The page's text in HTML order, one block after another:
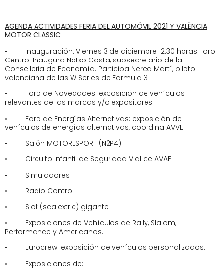
AGENDA ACTIVIDADES FERIA DEL AUTOMÓVIL 2021 Y VALÈNCIA
MOTOR CLASSIC
• Inauguración: Viernes 3 de diciembre 12:30 horas Foro
Centro. Inaugura Natxo Costa, subsecretario de la
Conselleria de Economía. Participa Nerea Martí, piloto
valenciana de las W Series de Formula 3.
• Foro de Novedades: exposición de vehículos
relevantes de las marcas y/o expositores.
• Foro de Energías Alternativas: exposición de
vehículos de energías alternativas, coordina AVVE
• Salón MOTORESPORT (N2P4)
• Circuito infantil de Seguridad Vial de AVAE
• Simuladores
• Radio Control
• Slot (scalextric) gigante
• Exposiciones de Vehículos de Rally, Slalom,
Performance y Americanos.
• Eurocrew: exposición de vehículos personalizados.
• Exposiciones de: